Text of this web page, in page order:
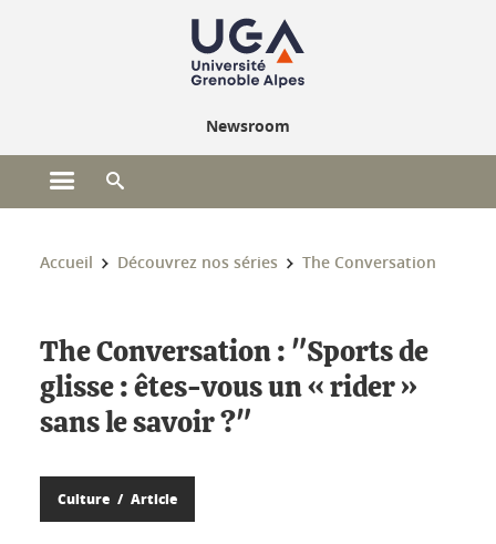
Newsroom
Ouvrir le menu principal
Vous êtes ici :
Accueil Découvrez nos séries The Conversation
The Conversation : "Sports de
glisse : êtes-vous un « rider »
sans le savoir ?"
Culture Article